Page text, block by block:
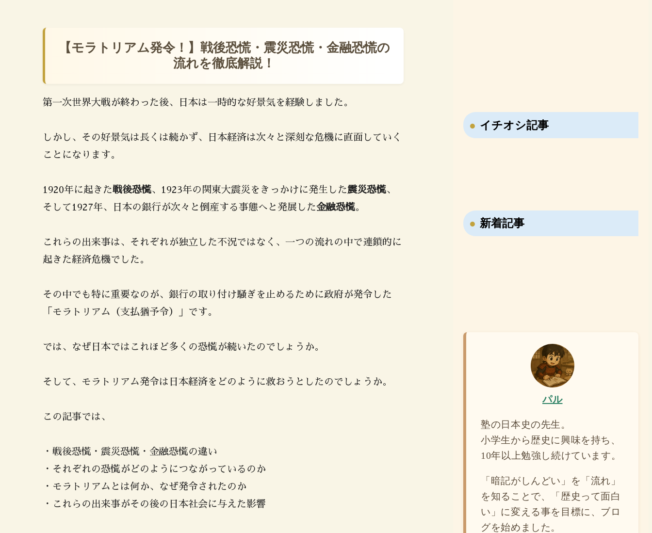
【モラトリアム発令！】戦後恐慌・震災恐慌・金融恐慌の
流れを徹底解説！
第一次世界大戦が終わった後、日本は一時的な好景気を経験しました。
しかし、その好景気は長くは続かず、日本経済は次々と深刻な危機に直面していく
ことになります。
1920年に起きた戦後恐慌、1923年の関東大震災をきっかけに発生した震災恐慌、
そして1927年、日本の銀行が次々と倒産する事態へと発展した金融恐慌。
これらの出来事は、それぞれが独立した不況ではなく、一つの流れの中で連鎖的に
起きた経済危機でした。
その中でも特に重要なのが、銀行の取り付け騒ぎを止めるために政府が発令した
「モラトリアム（支払猶予令）」です。
では、なぜ日本ではこれほど多くの恐慌が続いたのでしょうか。
そして、モラトリアム発令は日本経済をどのように救おうとしたのでしょうか。
この記事では、
・戦後恐慌・震災恐慌・金融恐慌の違い
・それぞれの恐慌がどのようにつながっているのか
・モラトリアムとは何か、なぜ発令されたのか
・これらの出来事がその後の日本社会に与えた影響
イチオシ記事
【なぜ日本はNISAを作
新着記事
【戦国時代の転職大名・藤堂高虎】7回も主
君を変えた男の転職履歴！
【ユダヤ教・キリスト教・イスラム教】聖地
パル
塾の日本史の先生。
小学生から歴史に興味を持ち、
10年以上勉強し続けています。
「暗記がしんどい」を「流れ」
を知ることで、「歴史って面白
い」に変える事を目標に、ブロ
グを始めました。